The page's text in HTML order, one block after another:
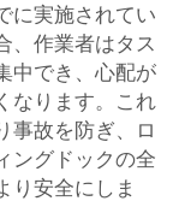
に実施されてい
、作業者はタス
中でき、心配が
なります。これ
事故を防ぎ、ロ
ングドックの全
り安全にしま